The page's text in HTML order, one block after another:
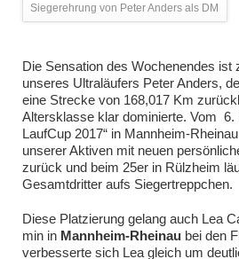
Siegerehrung von Peter Anders als DM
Die Sensation des Wochenendes ist
unseres Ultraläufers Peter Anders,
eine Strecke von 168,017 Km
Altersklasse klar dominierte. Vom 6.
LaufCup 2017“ in Mannheim-
unserer Aktiven mit neuen
zurück und beim 25er in Rülzheim
Gesamtdritter aufs Siegertreppchen.
Diese Platzierung gelang auch Lea
min in Mannheim-Rheinau bei den
verbesserte sich Lea gleich um